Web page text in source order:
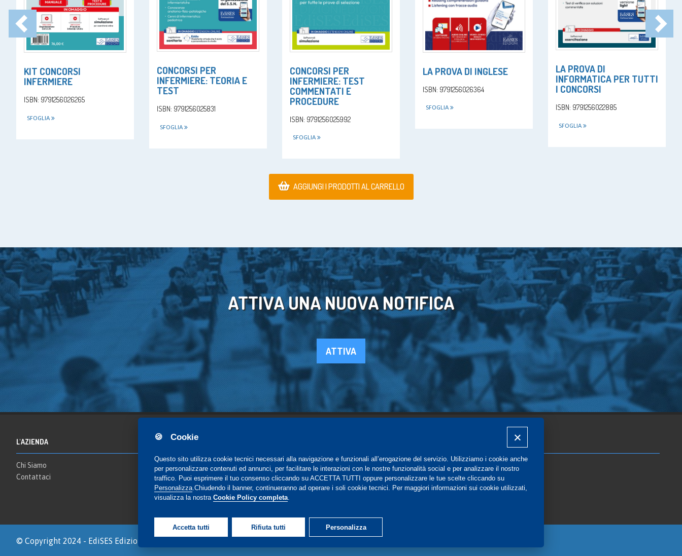
🍪 Cookie
Questo sito utilizza cookie tecnici necessari alla navigazione e funzionali all’erogazione del servizio. Utilizziamo i cookie anche
per personalizzare contenuti ed annunci, per facilitare le interazioni con le nostre funzionalità social e per analizzare il nostro
traffico. Puoi esprimere il tuo consenso cliccando su ACCETTA TUTTI oppure personalizzare le tue scelte cliccando su
Personalizza .Chiudendo il banner, continueranno ad operare i soli cookie tecnici. Per maggiori informazioni sui cookie utilizzati,
visualizza la nostra Cookie Policy completa
Accetta tutti Rifiuta tutti Personalizza
KIT CONCORSI
INFERMIERE
ISBN: 9791256026265
SFOGLIA
CONCORSI PER
INFERMIERE: TEORIA E
TEST
ISBN: 9791256025831
SFOGLIA
CONCORSI PER
INFERMIERE: TEST
COMMENTATI E
PROCEDURE
ISBN: 9791256025992
SFOGLIA
LA PROVA DI INGLESE
ISBN: 9791256026364
SFOGLIA
LA PROVA DI
INFORMATICA PER TUTTI
I CONCORSI
ISBN: 9791256022885
SFOGLIA
AGGIUNGI I PRODOTTI AL CARRELLO
ATTIVA UNA NUOVA NOTIFICA
ATTIVA
L'AZIENDA
Chi Siamo
Contattaci
Registrazione al sito
FAQ Utenti -FAQ Librerie
Notifica
Blog e Canali social
Privacy
Gestione Consensi
© Copyright 2024 - EdiSES Edizioni srl - P.IVA 09029561215